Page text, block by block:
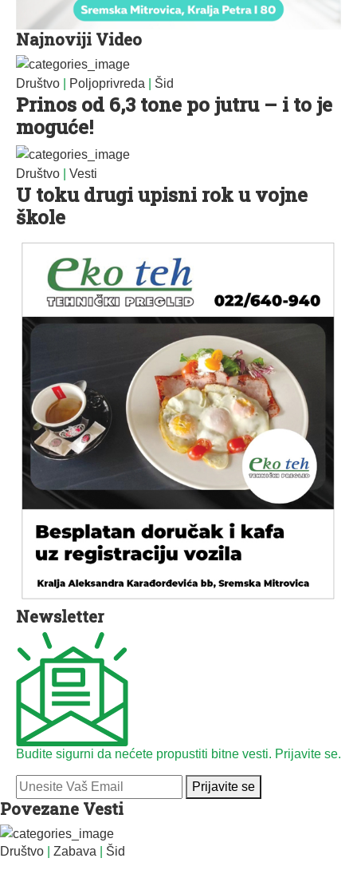
Najnoviji Video
Društvo Poljoprivreda Šid
Prinos od 6,3 tone po jutru – i to je
moguće!
Društvo Vesti
U toku drugi upisni rok u vojne
škole
Newsletter
Budite sigurni da nećete propustiti bitne vesti. Prijavite se.
Prijavite se
Povezane Vesti
Društvo Zabava Šid